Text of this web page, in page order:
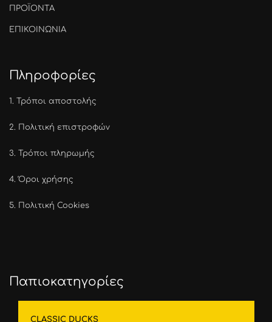
ΠΡΟΪΟΝΤΑ
ΕΠΙΚΟΙΝΩΝΙΑ
Πληροφορίες
1. Τρόποι αποστολής
2. Πολιτική επιστροφών
3. Τρόποι πληρωμής
4.Όροι χρήσης
5. Πολιτική Cookies
Παπιοκατηγορίες
CLASSIC DUCKS